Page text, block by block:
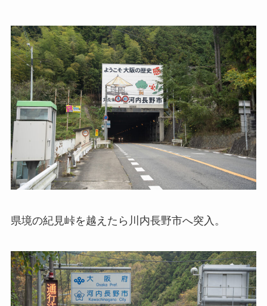
県境の紀見峠を越えたら川内長野市へ突入。